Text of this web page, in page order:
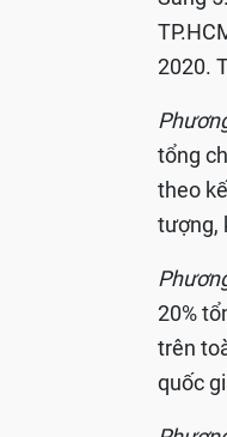
2020.
tổng
theo
tượng,
20%
trên
quốc